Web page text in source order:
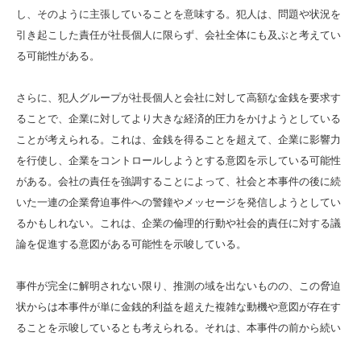
し、そのように主張していることを意味する。犯人は、問題や状況を
引き起こした責任が社長個人に限らず、会社全体にも及ぶと考えてい
る可能性がある。
さらに、犯人グループが社長個人と会社に対して高額な金銭を要求す
ることで、企業に対してより大きな経済的圧力をかけようとしている
ことが考えられる。これは、金銭を得ることを超えて、企業に影響力
を行使し、企業をコントロールしようとする意図を示している可能性
がある。会社の責任を強調することによって、社会と本事件の後に続
いた一連の企業脅迫事件への警鐘やメッセージを発信しようとしてい
るかもしれない。これは、企業の倫理的行動や社会的責任に対する議
論を促進する意図がある可能性を示唆している。
事件が完全に解明されない限り、推測の域を出ないものの、この脅迫
状からは本事件が単に金銭的利益を超えた複雑な動機や意図が存在す
ることを示唆しているとも考えられる。それは、本事件の前から続い